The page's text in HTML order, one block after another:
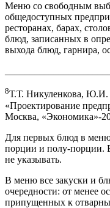
Меню со свободным
общедоступных
ресторанах, барах,
блюд, записанных в
выхода блюд, гарнира,
8Т.Т. Никуленкова, Ю.И.
«Проектирование
Москва, «Экономика»-
Для первых блюд в
порции и полу-порции.
не указывать.
В меню все закуски и
очередности: от менее
припущенных к